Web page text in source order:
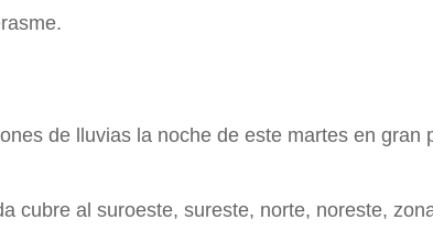
de lluvias la noche de este martes en gran
cubre al suroeste, sureste, norte, noreste,